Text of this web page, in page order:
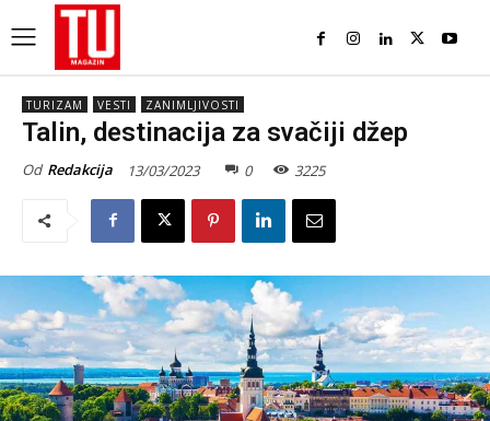
TURIZAM VESTI ZANIMLJIVOSTI
Talin, destinacija za svačiji džep
Od Redakcija 13/03/2023 0 3225